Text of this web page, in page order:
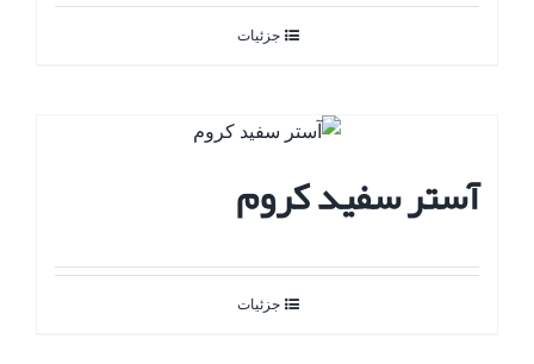
جزئیات
آستر سفید کروم
جزئیات